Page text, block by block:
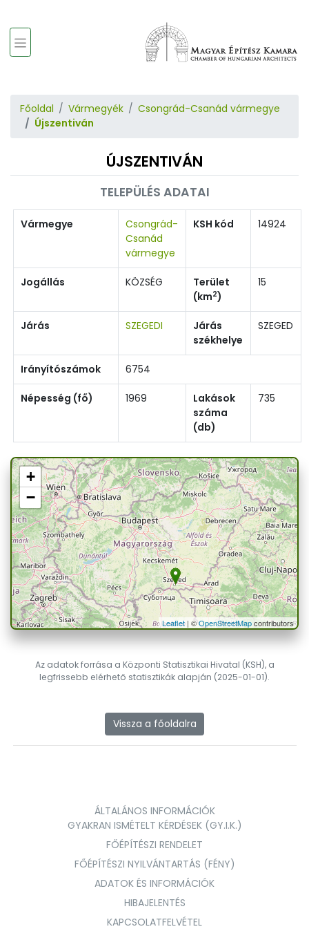
Főoldal Vármegyék
Csongrád-Csanád vármegye
Újszentiván
ÚJSZENTIVÁN
TELEPÜLÉS ADATAI
Vármegye
Csongrád-
Csanád
vármegye
KSH kód 14924
Jogállás KÖZSÉG
Terület
(km2)
15
Járás SZEGEDI
Járás
székhelye
SZEGED
Irányítószámok 6754
Népesség (fő) 1969
Lakások
száma
(db)
735
+
−
Leaflet| ©OpenStreetMapcontributors
Az adatok forrása a Központi Statisztikai Hivatal (KSH), a
legfrissebb elérhető statisztikák alapján (2025-01-01).
Vissza a főoldalra
ÁLTALÁNOS INFORMÁCIÓK
GYAKRAN ISMÉTELT KÉRDÉSEK (GY.I.K.)
FŐÉPÍTÉSZI RENDELET
FŐÉPÍTÉSZI NYILVÁNTARTÁS (FÉNY)
ADATOK ÉS INFORMÁCIÓK
HIBAJELENTÉS
KAPCSOLATFELVÉTEL